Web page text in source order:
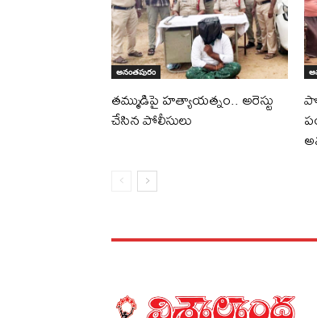
అనంతపురం
తమ్ముడిపై హత్యాయత్నం.. అరెస్టు
చేసిన పోలీసులు